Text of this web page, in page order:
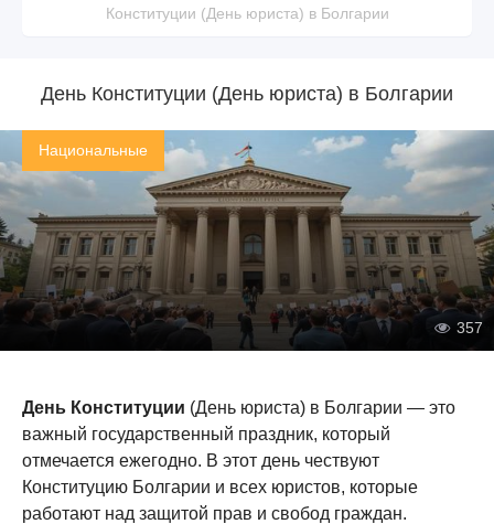
Конституции (День юриста) в Болгарии
День Конституции (День юриста) в Болгарии
Национальные
357
День Конституции (День юриста) в Болгарии — это
важный государственный праздник, который
отмечается ежегодно. В этот день чествуют
Конституцию Болгарии и всех юристов, которые
работают над защитой прав и свобод граждан.